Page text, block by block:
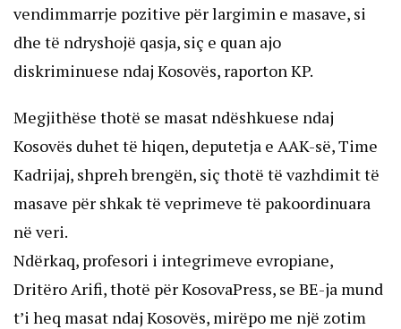
vendimmarrje pozitive për largimin e masave, si
dhe të ndryshojë qasja, siç e quan ajo
diskriminuese ndaj Kosovës, raporton KP.
Megjithëse thotë se masat ndëshkuese ndaj
Kosovës duhet të hiqen, deputetja e AAK-së, Time
Kadrijaj, shpreh brengën, siç thotë të vazhdimit të
masave për shkak të veprimeve të pakoordinuara
në veri.
Ndërkaq, profesori i integrimeve evropiane,
Dritëro Arifi, thotë për KosovaPress, se BE-ja mund
t’i heq masat ndaj Kosovës, mirëpo me një zotim